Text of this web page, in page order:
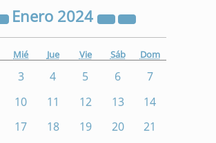
Enero 2024
Mié Jue Vie Sáb Dom
3 4 5 6
7
10 11 12 13
14
17 18 19 20
21